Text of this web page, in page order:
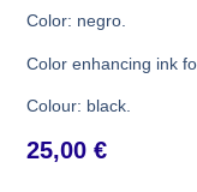
Color: negro.
Color enhancing ink
Colour: black.
25,00€